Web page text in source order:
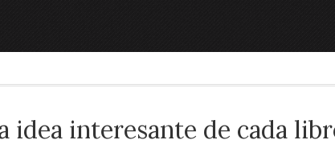
idea interesante de cada